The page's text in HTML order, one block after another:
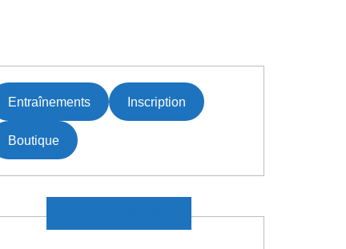
Entraînements Inscription
Boutique